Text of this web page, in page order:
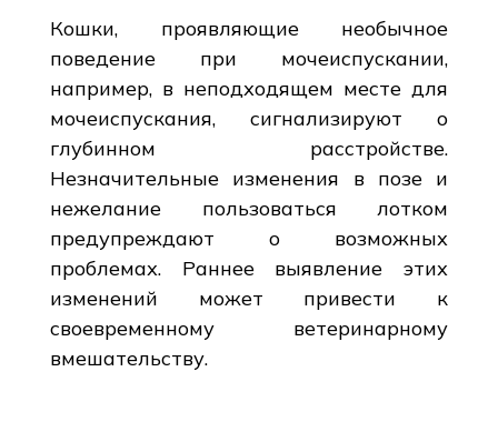
Кошки, проявляющие необычное
поведение при мочеиспускании,
например, в неподходящем месте для
мочеиспускания, сигнализируют о
глубинном расстройстве.
Незначительные изменения в позе и
нежелание пользоваться лотком
предупреждают о возможных
проблемах. Раннее выявление этих
изменений может привести к
своевременному ветеринарному
вмешательству.